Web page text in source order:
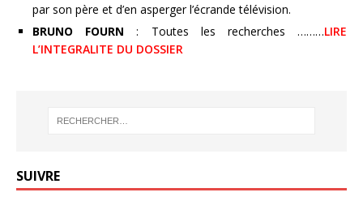
par son père et d’en asperger l’écrande télévision.
BRUNO FOURN : Toutes les recherches ………LIRE
L’INTEGRALITE DU DOSSIER
SUIVRE